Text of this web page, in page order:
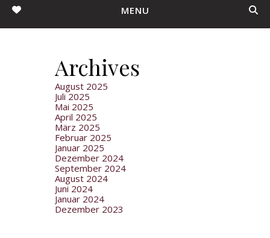
MENU
Archives
August 2025
Juli 2025
Mai 2025
April 2025
März 2025
Februar 2025
Januar 2025
Dezember 2024
September 2024
August 2024
Juni 2024
Januar 2024
Dezember 2023